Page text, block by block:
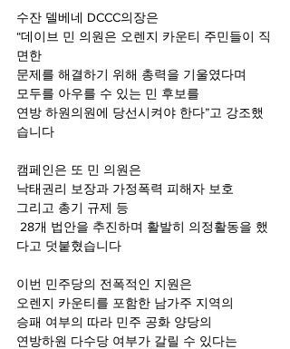
수잔 델베네 DCCC의장은
“데이브 민 의원은 오렌지 카운티 주민들이 직
면한
문제를 해결하기 위해 총력을 기울였다며
모두를 아우를 수 있는 민 후보를
연방 하원의원에 당선시켜야 한다”고 강조했
습니다
캠페인은 또 민 의원은
낙태권리 보장과 가정폭력 피해자 보호
그리고 총기 규제 등
28개 법안을 추진하며 활발히 의정활동을 했
다고 덧붙혔습니다
이번 민주당의 전폭적인 지원은
오렌지 카운티를 포함한 남가주 지역의
승패 여부의 따라 민주 공화 양당의
연방하원 다수당 여부가 갈릴 수 있다는